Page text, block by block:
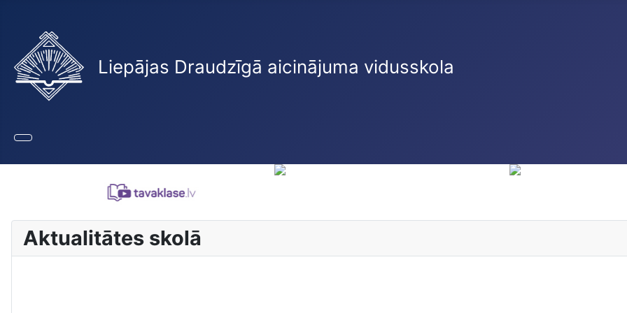
Liepājas Draudzīgā aicinājuma vidusskola
Aktualitātes skolā